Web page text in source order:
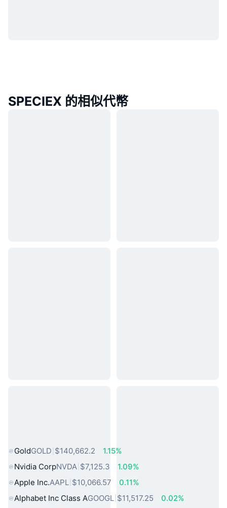
SPECIEX 的相似代幣
GoldGOLD $140,662.2
1.15%
Nvidia CorpNVDA $7,125.3
1.09%
Apple Inc.AAPL $10,066.57
0.11%
Alphabet Inc Class AGOOGL $11,517.25
0.02%